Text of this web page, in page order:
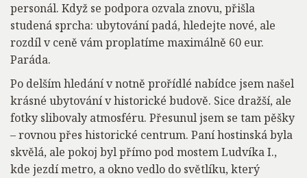
personál. Když se podpora ozvala znovu, přišla
studená sprcha: ubytování padá, hledejte nové, ale
rozdíl v ceně vám proplatíme maximálně 60 eur.
Paráda.
Po delším hledání v notně prořídlé nabídce jsem našel
krásné ubytování v historické budově. Sice dražší, ale
fotky slibovaly atmosféru. Přesunul jsem se tam pěšky
– rovnou přes historické centrum. Paní hostinská byla
skvělá, ale pokoj byl přímo pod mostem Ludvíka I.,
kde jezdí metro, a okno vedlo do světlíku, který